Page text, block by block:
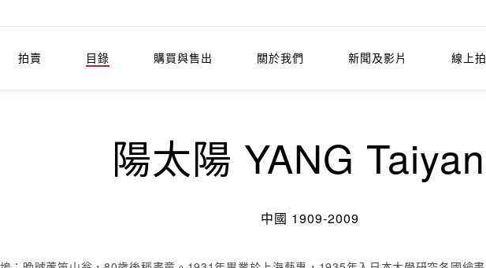
拍賣 目錄 購買與售出 關於我們 新聞及影片 線上
陽太陽 YANG
中國 1909-2009